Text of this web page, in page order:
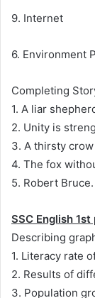
9. Internet
6. Environment
Completing
1. A liar
2. Unity is
3. A thirsty crow
4. The fox
5. Robert Bruce.
SSC English
Describing
1. Literacy rate
2. Results of
3. Population